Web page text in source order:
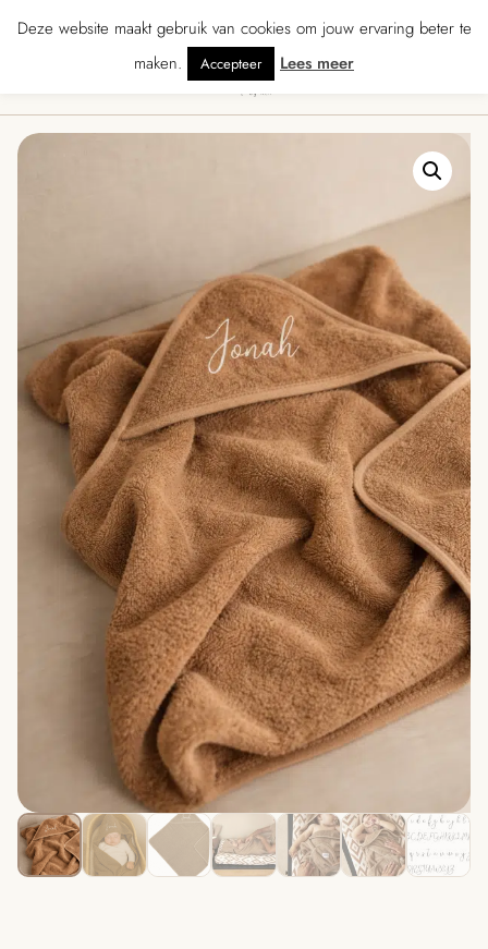
· Gratis verzending vanaf € 70 · Gratis kaartje met je bestelling •
Deze website maakt gebruik van cookies om jouw ervaring beter te
maken.
Accepteer Lees meer